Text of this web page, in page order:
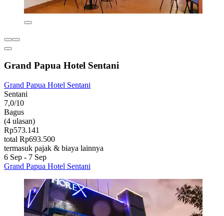
Grand Papua Hotel Sentani
Grand Papua Hotel Sentani
Sentani
7,0/10
Bagus
(4 ulasan)
Rp573.141
total Rp693.500
termasuk pajak & biaya lainnya
6 Sep - 7 Sep
Grand Papua Hotel Sentani